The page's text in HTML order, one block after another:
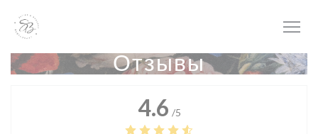
Отзывы
4.6 /5